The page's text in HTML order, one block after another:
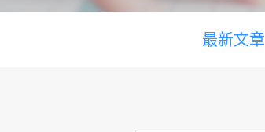
最新文章